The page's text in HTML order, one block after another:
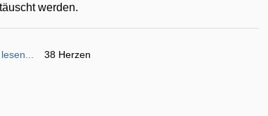
werden.
38 Herzen